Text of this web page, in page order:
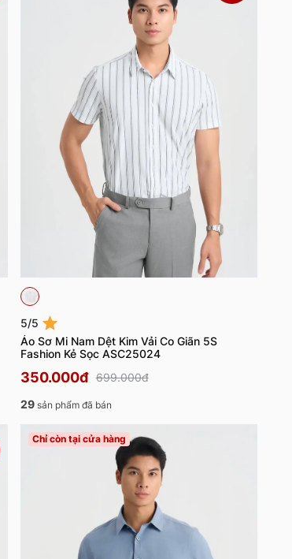
5/5
Áo Sơ Mi Nam Dệt Kim Vải Co Giãn 5S
Fashion Kẻ Sọc ASC25024
350.000đ 699.000đ
29sản phẩm đã bán
Chỉ còn tại cửa hàng